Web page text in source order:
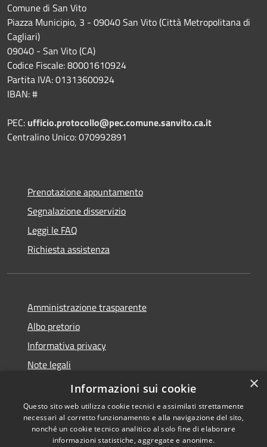
Comune di San Vito
Piazza Municipio, 3 - 09040 San Vito (Città Metropolitana di
Cagliari)
09040 - San Vito (CA)
Codice Fiscale: 80001610924
Partita IVA: 01313600924
IBAN: #
PEC: ufficio.protocollo@pec.comune.sanvito.ca.it
Centralino Unico: 070992891
Prenotazione appuntamento
Segnalazione disservizio
Leggi le FAQ
Richiesta assistenza
Amministrazione trasparente
Albo pretorio
Informativa privacy
Note legali
Dichiarazione di accessibilità
Copyright © 2026 • Comune di
×
Informazioni sui cookie
Questo sito web utilizza cookie tecnici e assimilati strettamente
necessari al corretto funzionamento e alla navigazione del sito,
nonché un cookie tecnico analitico al solo fine di elaborare
informazioni statistiche, aggregate e anonime.